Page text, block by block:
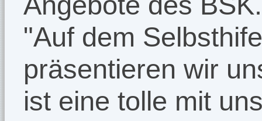
"Auf dem
präsentieren wir
ist eine tolle mit